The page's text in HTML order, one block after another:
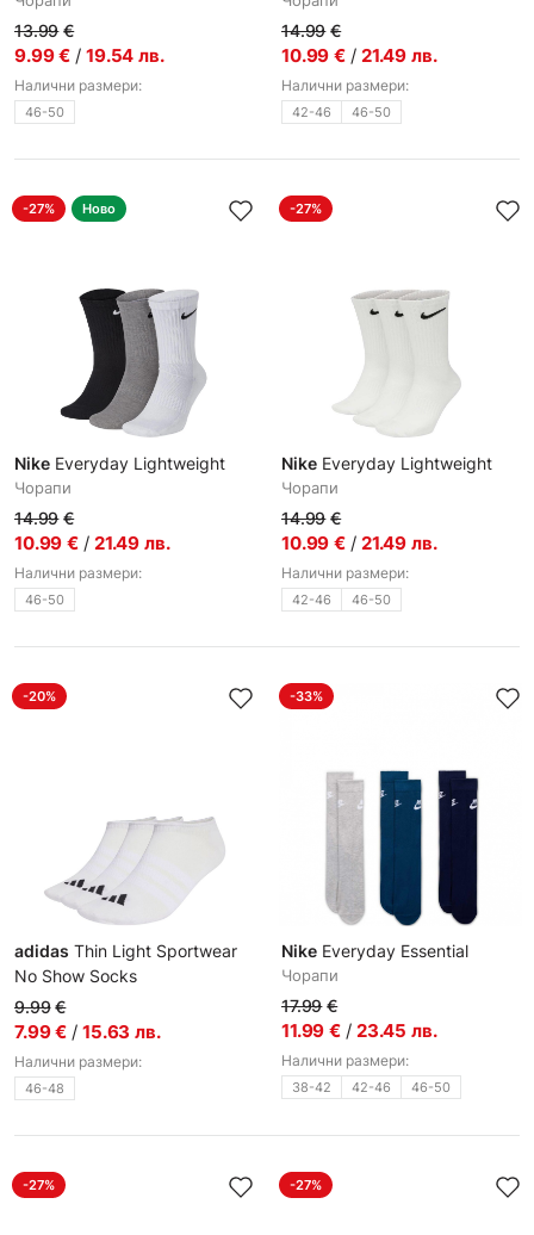
13.99 €
9.99 € / 19.54 лв.
Налични размери:
46-50
14.99 €
10.99 € / 21.49 лв.
Налични размери:
42-46 46-50
-27% Ново
Nike Everyday Lightweight
Чорапи
14.99 €
10.99 € / 21.49 лв.
Налични размери:
46-50
-27%
Nike Everyday Lightweight
Чорапи
14.99 €
10.99 € / 21.49 лв.
Налични размери:
42-46 46-50
-20%
adidas Thin Light Sportwear
No Show Socks
Чорапи
9.99 €
7.99 € / 15.63 лв.
Налични размери:
46-48
-33%
Nike Everyday Essential
Чорапи
17.99 €
11.99 € / 23.45 лв.
Налични размери:
38-42 42-46 46-50
-27% -27%